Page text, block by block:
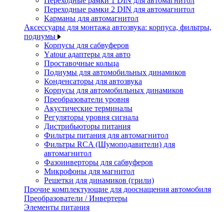
Переходные рамки 2 DIN для автомагнитол
Карманы для автомагнитол
Аксессуары для монтажа автозвука: корпуса, фильтры,
подиумы
Корпусы для сабвуферов
Yаtour адаптеры для авто
Проставочные кольца
Подиумы для автомобильных динамиков
Конденсаторы для автозвука
Корпусы для автомобильных динамиков
Преобразователи уровня
Акустические терминалы
Регуляторы уровня сигнала
Дистрибьюторы питания
Фильтры питания для автомагнитол
Фильтры RCA (Шумоподавители) для
автомагнитол
Фазоинверторы для сабвуферов
Микрофоны для магнитол
Решетки для динамиков (грили)
Прочие комплектующие для дооснащения автомобиля
Преобразователи / Инвертеры
Элементы питания